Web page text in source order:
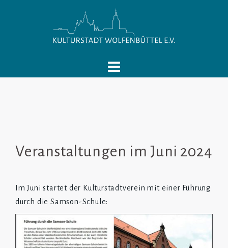
Veranstaltungen im Juni 2024
Im Juni startet der Kulturstadtverein mit einer Führung
durch die Samson-Schule: